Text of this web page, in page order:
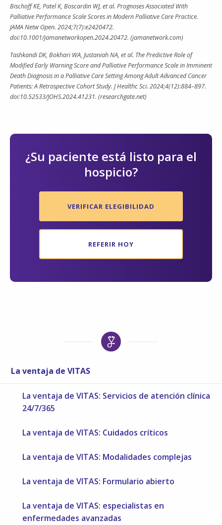
Bischoff KE, Patel K, Boscardin WJ, et al. Prognoses Associated With
Palliative Performance Scale Scores in Modern Palliative Care Practice.
JAMA Netw Open. 2024;7(7):e2420472.
doi:10.1001/jamanetworkopen.2024.20472. (jamanetwork.com)
Tashkandi DK, Bokhari WA, Justaniah NA, et al. The Predictive Role of
Modified Early Warning Score and Palliative Performance Scale in Imminent
Death Diagnosis in a Palliative Care Setting Among Adult Advanced Cancer
Patients: A Retrospective Cohort Study. J Healthc Sci. 2024;4(12):884–897.
doi:10.52533/JOHS.2024.41231. (researchgate.net)
¿Su paciente está listo para el
hospicio?
VERIFICAR ELEGIBILIDAD
REFERIR HOY
La ventaja de VITAS
La ventaja de VITAS: Servicios de atención clínica
24/7/365
La ventaja de VITAS: Cuidados críticos
La ventaja de VITAS: Modalidades complejas
La ventaja de VITAS: Formulario abierto
La ventaja de VITAS: especialistas en
enfermedades avanzadas